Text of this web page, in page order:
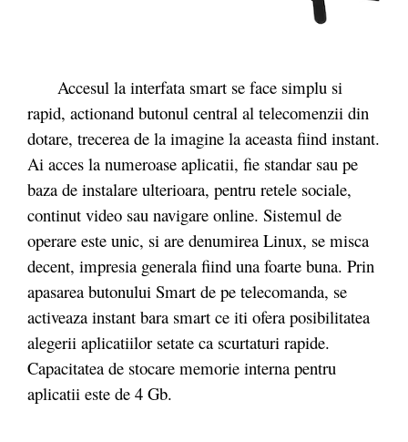
Accesul la interfata smart se face simplu si
rapid, actionand butonul central al telecomenzii din
dotare, trecerea de la imagine la aceasta fiind instant.
Ai acces la numeroase aplicatii, fie standar sau pe
baza de instalare ulterioara, pentru retele sociale,
continut video sau navigare online. Sistemul de
operare este unic, si are denumirea Linux, se misca
decent, impresia generala fiind una foarte buna. Prin
apasarea butonului Smart de pe telecomanda, se
activeaza instant bara smart ce iti ofera posibilitatea
alegerii aplicatiilor setate ca scurtaturi rapide.
Capacitatea de stocare memorie interna pentru
aplicatii este de 4 Gb.